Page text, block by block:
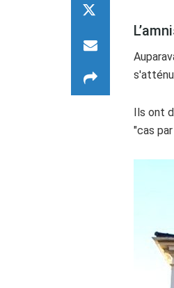
Ils ont
"cas